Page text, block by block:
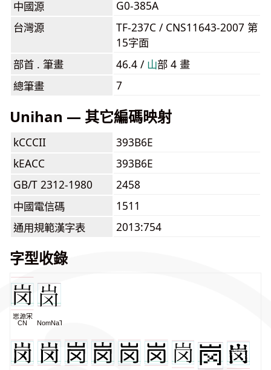
中國源
G0-385A
台灣源
TF-237C / CNS11643-2007 第
15字面
部首 . 筆畫
46.4 / ⼭部 4 畫
總筆畫
7
Unihan — 其它編碼映射
kCCCII
393B6E
kEACC
393B6E
GB/T 2312-1980
2458
中國電信碼
1511
通用規範漢字表
2013:754
字型收錄
思源宋
CN
NomNaTong